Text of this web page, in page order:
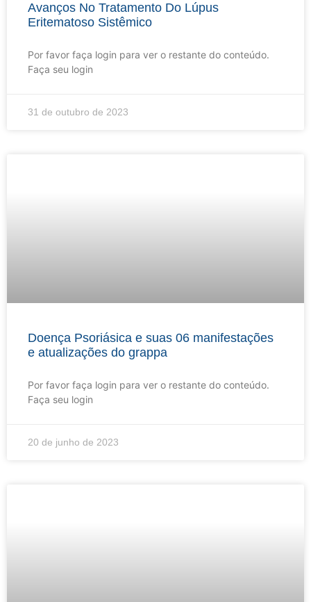
Avanços No Tratamento Do Lúpus
Eritematoso Sistêmico
Por favor faça login para ver o restante do conteúdo.
Faça seu login
31 de outubro de 2023
Doença Psoriásica e suas 06 manifestações
e atualizações do grappa
Por favor faça login para ver o restante do conteúdo.
Faça seu login
20 de junho de 2023